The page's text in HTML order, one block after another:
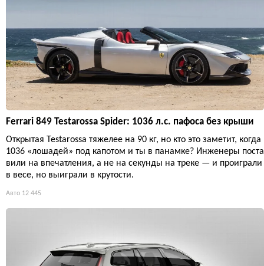
Ferrari 849 Testarossa Spider: 1036 л.с. пафоса без крыши
Открытая Testarossa тяжелее на 90 кг, но кто это заметит, когда
1036 «лошадей» под капотом и ты в панамке? Инженеры поста
вили на впечатления, а не на секунды на треке — и проиграли
в весе, но выиграли в крутости.
Авто 12 445